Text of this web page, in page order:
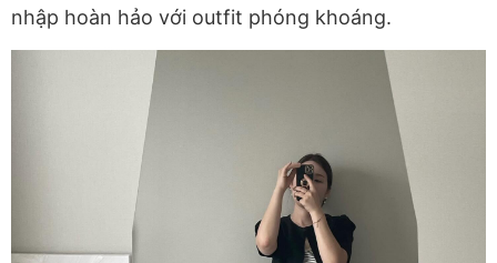
nhập hoàn hảo với outfit phóng khoáng.